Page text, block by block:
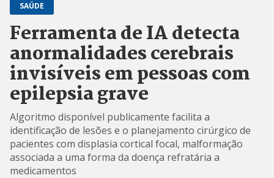
SAÚDE
Ferramenta de IA detecta
anormalidades cerebrais
invisíveis em pessoas com
epilepsia grave
Algoritmo disponível publicamente facilita a
identificação de lesões e o planejamento cirúrgico de
pacientes com displasia cortical focal, malformação
associada a uma forma da doença refratária a
medicamentos